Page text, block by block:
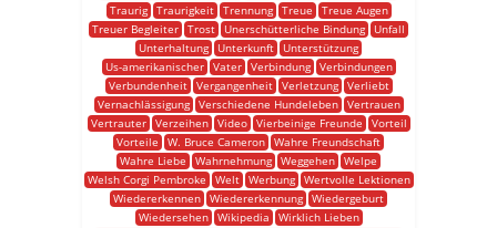
Traurig
Traurigkeit Trennung Treue
Treue Augen
Treuer Begleiter Trost Unerschütterliche Bindung
Unfall
Unterhaltung
Unterkunft
Unterstützung
Us-amerikanischer
Vater Verbindung
Verbindungen
Verbundenheit
Vergangenheit Verletzung
Verliebt
Vernachlässigung
Verschiedene Hundeleben
Vertrauen
Vertrauter
Verzeihen Video Vierbeinige Freunde
Vorteil
Vorteile
W. Bruce Cameron Wahre Freundschaft
Wahre Liebe
Wahrnehmung Weggehen Welpe
Welsh Corgi Pembroke
Welt Werbung
Wertvolle Lektionen
Wiedererkennen Wiedererkennung Wiedergeburt
Wiedersehen
Wikipedia
Wirklich Lieben